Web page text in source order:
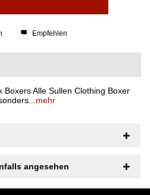
Empfehlen
Boxers Alle Sullen Clothing Boxer
mehr
angesehen